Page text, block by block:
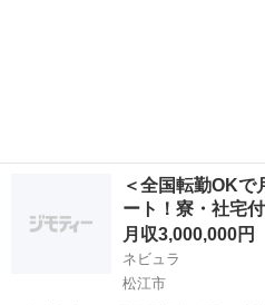
＜全国転勤OKで
ート！寮・社宅
月収3,000,000円
ネビュラ
松江市